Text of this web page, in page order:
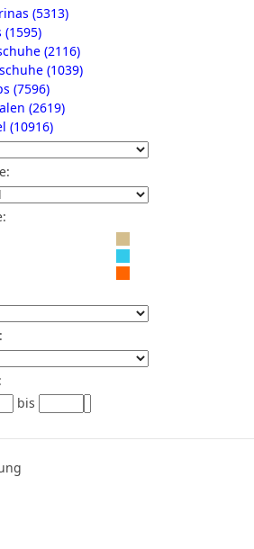
(5313)
(1595)
(2116)
(1039)
(7596)
(2619)
(10916)
bis